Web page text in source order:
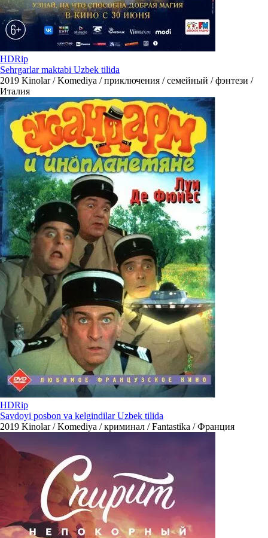
HDRip
Sehrgarlar maktabi Uzbek tilida
2019 Kinolar / Komediya / приключения / семейный / фэнтези /
Италия
HDRip
Savdoyi posbon va kelgindilar Uzbek tilida
2019 Kinolar / Komediya / криминал / Fantastika / Франция